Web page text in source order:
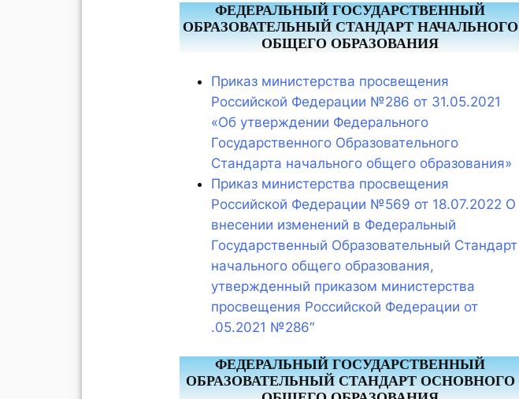
ФЕДЕРАЛЬНЫЙ ГОСУДАРСТВЕННЫЙ
ОБРАЗОВАТЕЛЬНЫЙ СТАНДАРТ НАЧАЛЬНОГО
ОБЩЕГО ОБРАЗОВАНИЯ
Приказ министерства просвещения
Российской Федерации №286 от 31.05.2021
«Об утверждении Федерального
Государственного Образовательного
Стандарта начального общего образования»
Приказ министерства просвещения
Российской Федерации №569 от 18.07.2022 О
внесении изменений в Федеральный
Государственный Образовательный Стандарт
начального общего образования,
утвержденный приказом министерства
просвещения Российской Федерации от
.05.2021 №286″
ФЕДЕРАЛЬНЫЙ ГОСУДАРСТВЕННЫЙ
ОБРАЗОВАТЕЛЬНЫЙ СТАНДАРТ ОСНОВНОГО